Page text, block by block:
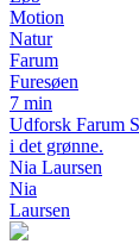
Motion
Natur
Farum
Furesøen
7 min
Udforsk Farum
i det grønne.
Nia Laursen
Nia
Laursen